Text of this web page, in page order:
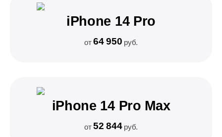
iPhone 14 Pro
от64 950 руб.
iPhone 14 Pro Max
от52 844руб.